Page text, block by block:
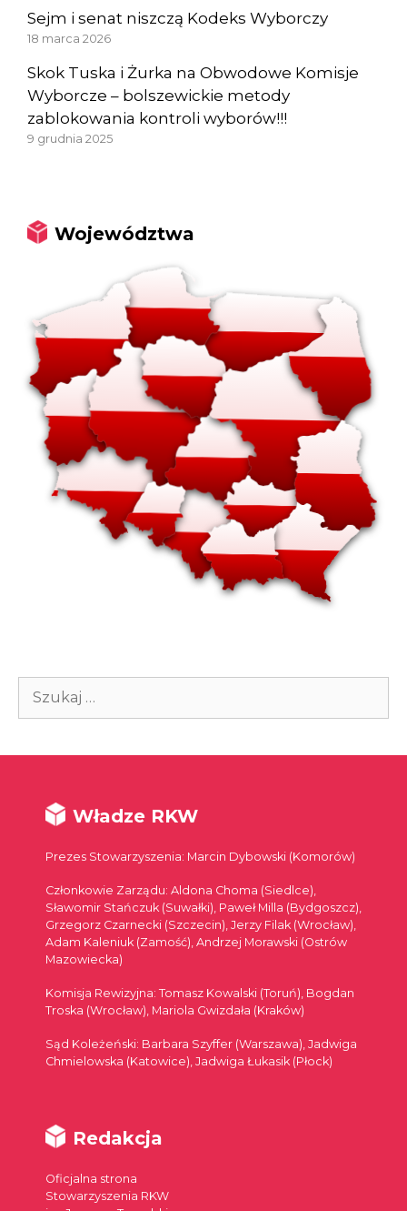
Sejm i senat niszczą Kodeks Wyborczy
18 marca 2026
Skok Tuska i Żurka na Obwodowe Komisje
Wyborcze – bolszewickie metody
zablokowania kontroli wyborów!!!
9 grudnia 2025
Województwa
Szukaj:
Władze RKW
Prezes Stowarzyszenia: Marcin Dybowski (Komorów)
Członkowie Zarządu: Aldona Choma (Siedlce),
Sławomir Stańczuk (Suwałki), Paweł Milla (Bydgoszcz),
Grzegorz Czarnecki (Szczecin), Jerzy Filak (Wrocław),
Adam Kaleniuk (Zamość), Andrzej Morawski (Ostrów
Mazowiecka)
Komisja Rewizyjna: Tomasz Kowalski (Toruń), Bogdan
Troska (Wrocław), Mariola Gwizdała (Kraków)
Sąd Koleżeński: Barbara Szyffer (Warszawa), Jadwiga
Chmielowska (Katowice), Jadwiga Łukasik (Płock)
Redakcja
Oficjalna strona
Stowarzyszenia RKW